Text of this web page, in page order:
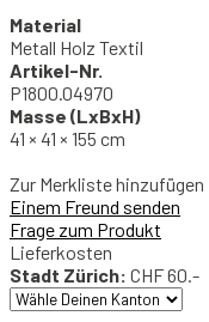
Material
Metall Holz Textil
Artikel-Nr.
P1800.04970
Masse (LxBxH)
41 × 41 × 155 cm
Zur Merkliste hinzufügen
Einem Freund senden
Frage zum Produkt
Lieferkosten
Stadt Zürich: CHF 60.-